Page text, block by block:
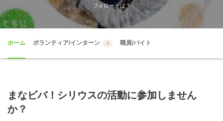
フォローとは？
ホーム ボランティア/インターン 3 職員/バイト
まなビバ！シリウスの活動に参加しません
か？